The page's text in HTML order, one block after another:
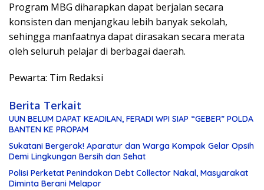
Program MBG diharapkan dapat berjalan secara
konsisten dan menjangkau lebih banyak sekolah,
sehingga manfaatnya dapat dirasakan secara merata
oleh seluruh pelajar di berbagai daerah.
Pewarta: Tim Redaksi
Berita Terkait
UUN BELUM DAPAT KEADILAN, FERADI WPI SIAP “GEBER” POLDA
BANTEN KE PROPAM
Sukatani Bergerak! Aparatur dan Warga Kompak Gelar Opsih
Demi Lingkungan Bersih dan Sehat
Polisi Perketat Penindakan Debt Collector Nakal, Masyarakat
Diminta Berani Melapor